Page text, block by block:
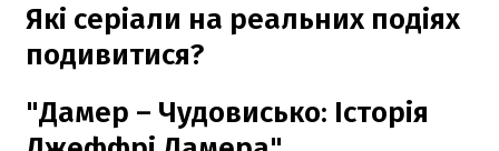
Які серіали на реальних подіях
подивитися?
"Дамер – Чудовисько: Історія